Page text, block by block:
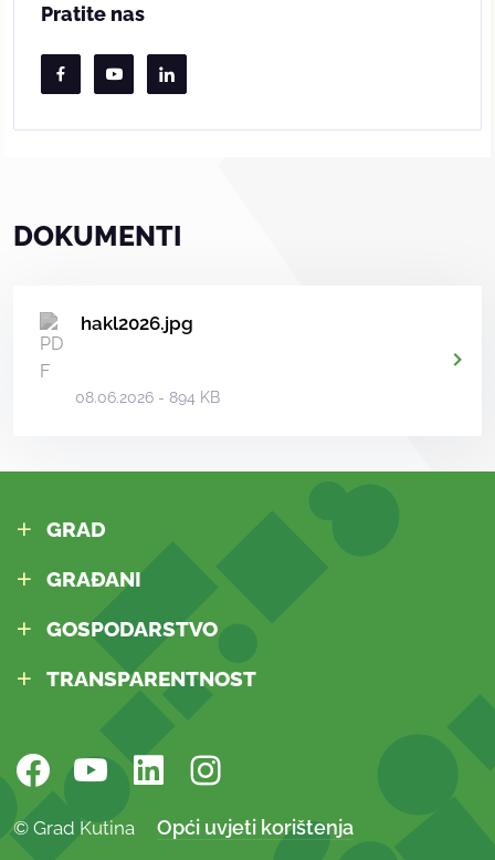
Pratite nas
DOKUMENTI
hakl2026.jpg
08.06.2026 - 894 KB
GRAD
GRAĐANI
GOSPODARSTVO
TRANSPARENTNOST
© Grad Kutina Opći uvjeti korištenja